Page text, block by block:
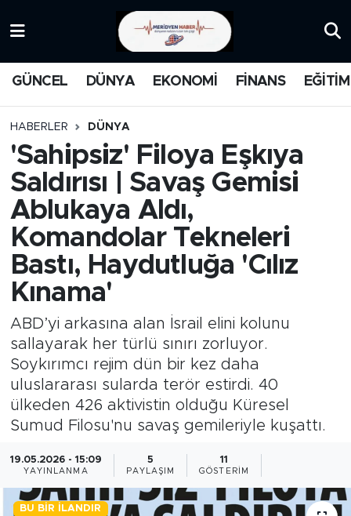
GÜNCEL DÜNYA EKONOMİ FİNANS EĞİTİM
HABERLER DÜNYA
'Sahipsiz' Filoya Eşkıya
Saldırısı | Savaş Gemisi
Ablukaya Aldı,
Komandolar Tekneleri
Bastı, Haydutluğa 'Cılız
Kınama'
ABD’yi arkasına alan İsrail elini kolunu
sallayarak her türlü sınırı zorluyor.
Soykırımcı rejim dün bir kez daha
uluslararası sularda terör estirdi. 40
ülkeden 426 aktivistin olduğu Küresel
Sumud Filosu'nu savaş gemileriyle kuşattı.
19.05.2026 - 15:09
YAYINLANMA
5
PAYLAŞIM
11
GÖSTERIM
BU BIR İLANDIR
MEDYA
FİNANS
DÜNYA
GÜNCEL
KARİKATÜR
BİLİM-TEKNOLOJİ
RÖPÖRTAJ
ANALİZ
NOSTALJİ
Trafik Durumu
Süper Lig Puan Durumu ve Fikstür
Tüm Manşetler
Son Dakika Haberleri
Haber Arşivi